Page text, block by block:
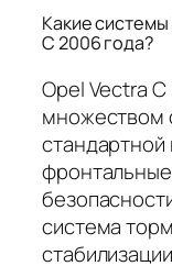
Какие
C 2006 года?
Opel Vectra
множеством
стандартной
система